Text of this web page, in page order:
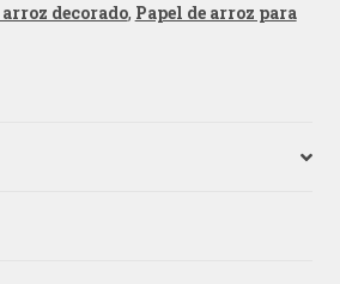
arroz decorado, Papel de arroz para